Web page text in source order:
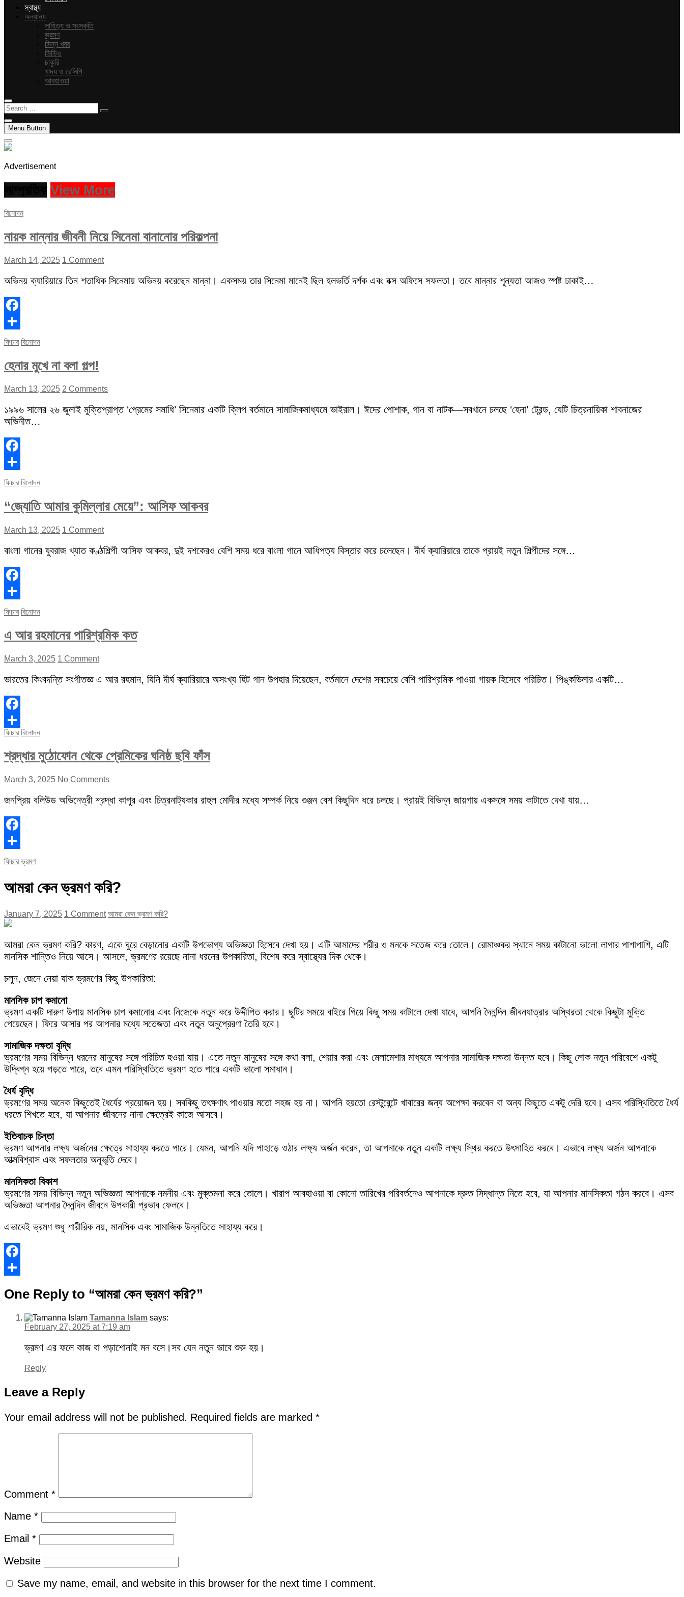
স্বাস্থ্য
অন্যান্য
সাহিত্য ও সংস্কৃতি
ভ্রমণ
ভিন্ন খবর
ভিডিও
চাকুরি
খাদ্য ও রেসিপি
আবহাওয়া
Search
…
Menu Button
Advertisement
View More
বিনোদন
নায়ক মান্নার জীবনী নিয়ে সিনেমা বানানোর পরিকল্পনা
March 14, 2025 1 Comment
অভিনয় ক্যারিয়ারে তিন শতাধিক সিনেমায় অভিনয় করেছেন মান্না। একসময় তার সিনেমা মানেই ছিল হলভর্তি দর্শক এবং বক্স অফিসে সফলতা। তবে মান্নার শূন্যতা আজও স্পষ্ট ঢাকাই…
Facebook
Share
ফিচার বিনোদন
হেনার মুখে না বলা গল্প!
March 13, 2025 2 Comments
১৯৯৬ সালের ২৬ জুলাই মুক্তিপ্রাপ্ত ‘প্রেমের সমাধি’ সিনেমার একটি ক্লিপ বর্তমানে সামাজিকমাধ্যমে ভাইরাল। ঈদের পোশাক, গান বা নাটক—সবখানে চলছে ‘হেনা’ ট্রেন্ড, যেটি চিত্রনায়িকা শাবনাজের
অভিনীত…
Facebook
Share
ফিচার বিনোদন
“জ্যোতি আমার কুমিল্লার মেয়ে”: আসিফ আকবর
March 13, 2025 1 Comment
বাংলা গানের যুবরাজ খ্যাত কণ্ঠশিল্পী আসিফ আকবর, দুই দশকেরও বেশি সময় ধরে বাংলা গানে আধিপত্য বিস্তার করে চলেছেন। দীর্ঘ ক্যারিয়ারে তাকে প্রায়ই নতুন শিল্পীদের সঙ্গে…
Facebook
Share
ফিচার বিনোদন
এ আর রহমানের পারিশ্রমিক কত
March 3, 2025 1 Comment
ভারতের কিংবদন্তি সংগীতজ্ঞ এ আর রহমান, যিনি দীর্ঘ ক্যারিয়ারে অসংখ্য হিট গান উপহার দিয়েছেন, বর্তমানে দেশের সবচেয়ে বেশি পারিশ্রমিক পাওয়া গায়ক হিসেবে পরিচিত। পিঙ্কভিলার একটি…
Facebook
Share
ফিচার বিনোদন
শ্রদ্ধার মুঠোফোন থেকে প্রেমিকের ঘনিষ্ঠ ছবি ফাঁস
March 3, 2025 No Comments
জনপ্রিয় বলিউড অভিনেত্রী শ্রদ্ধা কাপুর এবং চিত্রনাট্যকার রাহুল মোদীর মধ্যে সম্পর্ক নিয়ে গুঞ্জন বেশ কিছুদিন ধরে চলছে। প্রায়ই বিভিন্ন জায়গায় একসঙ্গে সময় কাটাতে দেখা যায়…
Facebook
Share
ফিচার ভ্রমণ
আমরা কেন ভ্রমণ করি?
January 7, 2025 1 Comment আমরা কেন ভ্রমণ করি?
আমরা কেন ভ্রমণ করি? কারণ, একে ঘুরে বেড়ানোর একটি উপভোগ্য অভিজ্ঞতা হিসেবে দেখা হয়। এটি আমাদের শরীর ও মনকে সতেজ করে তোলে। রোমাঞ্চকর স্থানে সময় কাটানো ভালো লাগার পাশাপাশি, এটি
মানসিক শান্তিও নিয়ে আসে। আসলে, ভ্রমণের রয়েছে নানা ধরনের উপকারিতা, বিশেষ করে স্বাস্থ্যের দিক থেকে।
চলুন, জেনে নেয়া যাক ভ্রমণের কিছু উপকারিতা:
মানসিক চাপ কমানো
ভ্রমণ একটি দারুণ উপায় মানসিক চাপ কমানোর এবং নিজেকে নতুন করে উদ্দীপিত করার। ছুটির সময়ে বাইরে গিয়ে কিছু সময় কাটালে দেখা যাবে, আপনি দৈনন্দিন জীবনযাত্রার অস্থিরতা থেকে কিছুটা মুক্তি
পেয়েছেন। ফিরে আসার পর আপনার মধ্যে সতেজতা এবং নতুন অনুপ্রেরণা তৈরি হবে।
সামাজিক দক্ষতা বৃদ্ধি
ভ্রমণের সময় বিভিন্ন ধরনের মানুষের সঙ্গে পরিচিত হওয়া যায়। এতে নতুন মানুষের সঙ্গে কথা বলা, শেয়ার করা এবং মেলামেশার মাধ্যমে আপনার সামাজিক দক্ষতা উন্নত হবে। কিছু লোক নতুন পরিবেশে একটু
উদ্বিগ্ন হয়ে পড়তে পারে, তবে এমন পরিস্থিতিতে ভ্রমণ হতে পারে একটি ভালো সমাধান।
ধৈর্য বৃদ্ধি
ভ্রমণের সময় অনেক কিছুতেই ধৈর্যের প্রয়োজন হয়। সবকিছু তৎক্ষণাৎ পাওয়ার মতো সহজ হয় না। আপনি হয়তো রেস্টুরেন্টে খাবারের জন্য অপেক্ষা করবেন বা অন্য কিছুতে একটু দেরি হবে। এসব পরিস্থিতিতে ধৈর্য
ধরতে শিখতে হবে, যা আপনার জীবনের নানা ক্ষেত্রেই কাজে আসবে।
ইতিবাচক চিন্তা
ভ্রমণ আপনার লক্ষ্য অর্জনের ক্ষেত্রে সাহায্য করতে পারে। যেমন, আপনি যদি পাহাড়ে ওঠার লক্ষ্য অর্জন করেন, তা আপনাকে নতুন একটি লক্ষ্য স্থির করতে উৎসাহিত করবে। এভাবে লক্ষ্য অর্জন আপনাকে
আত্মবিশ্বাস এবং সফলতার অনুভূতি দেবে।
মানসিকতা বিকাশ
ভ্রমণের সময় বিভিন্ন নতুন অভিজ্ঞতা আপনাকে নমনীয় এবং মুক্তমনা করে তোলে। খারাপ আবহাওয়া বা কোনো তারিখের পরিবর্তনেও আপনাকে দ্রুত সিদ্ধান্ত নিতে হবে, যা আপনার মানসিকতা গঠন করবে। এসব
অভিজ্ঞতা আপনার দৈনন্দিন জীবনে উপকারী প্রভাব ফেলবে।
এভাবেই ভ্রমণ শুধু শারীরিক নয়, মানসিক এবং সামাজিক উন্নতিতে সাহায্য করে।
Facebook
One Reply to “আমরা কেন ভ্রমণ করি?”
Tamanna Islam says:
February 27, 2025 at 7:19 am
ভ্রমণ এর ফলে কাজ বা পড়াশোনাই মন বসে।সব যেন নতুন ভাবে শুরু হয়।
Reply
Leave a Reply
Your email address will not be published. Required fields are marked *
Comment *
Name *
Email *
Website
Save my name, email, and website in this browser for the next time I comment.